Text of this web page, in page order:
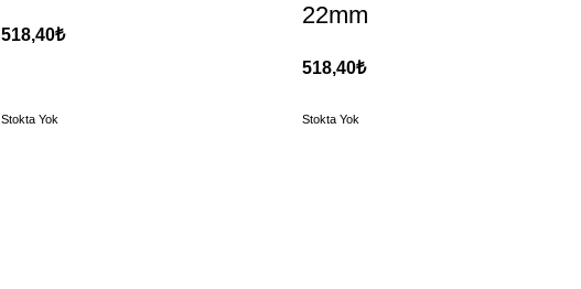
518,40₺
22mm
518,40₺
Stokta Yok Stokta Yok